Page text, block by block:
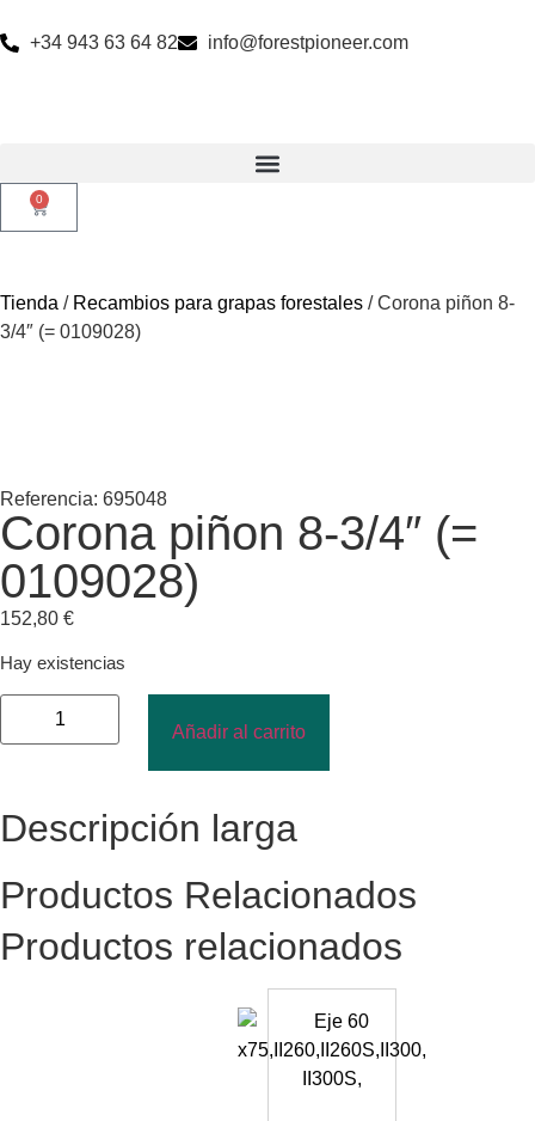
+34 943 63 64 82 info@forestpioneer.com
0
Tienda / Recambios para grapas forestales / Corona piñon 8-
3/4″ (= 0109028)
Referencia: 695048
Corona piñon 8-3/4″ (=
0109028)
152,80 €
Hay existencias
Añadir al carrito
Descripción larga
Productos Relacionados
Productos relacionados